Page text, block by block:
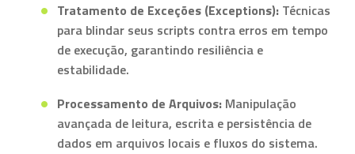
Tratamento de Exceções (Exceptions): Técnicas
para blindar seus scripts contra erros em tempo
de execução, garantindo resiliência e
estabilidade.
Processamento de Arquivos: Manipulação
avançada de leitura, escrita e persistência de
dados em arquivos locais e fluxos do sistema.